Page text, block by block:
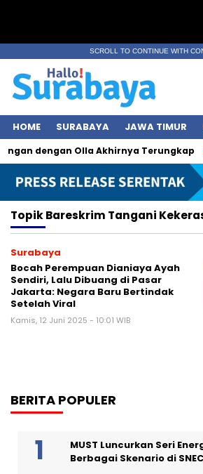
SCROLL TO CONTINUE WITH
HOME SURABAYA JAWA TIMUR
dengan Olla Akhirnya Terungkap
TopikBareskrim Tangani
Surabaya
Bocah Perempuan Dianiaya Ayah
Sendiri, Lalu Dibuang di Pasar
Jakarta: Negara Baru Bertindak
Setelah Viral
Kamis, 12 Juni 2025 - 10:01 WIB
BERITA POPULER
MUST Luncurkan Seri
Berbagai Skenario di